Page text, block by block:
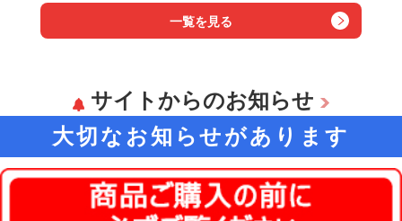
一覧を見る
サイトからのお知らせ
大切なお知らせがあります